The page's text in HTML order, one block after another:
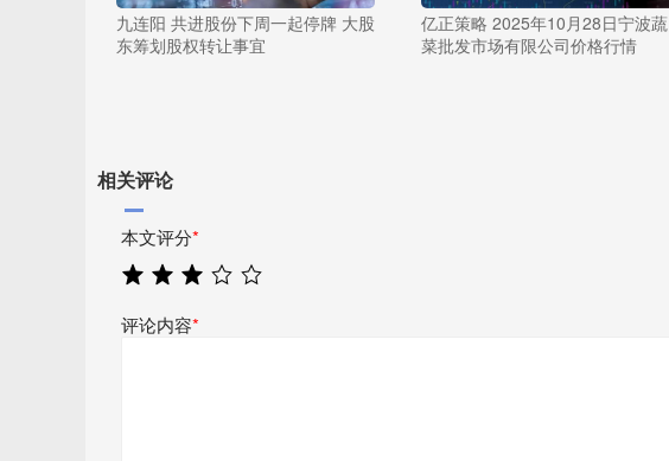
九连阳 共进股份下周一起停牌 大股
东筹划股权转让事宜
亿正策略 2025年10月28日宁波蔬
菜批发市场有限公司价格行情
相关评论
本文评分*
评论内容*